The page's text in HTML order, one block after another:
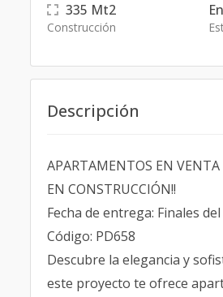
335 Mt2
Construcción
Descripción
APARTAMENTOS EN VENTA
EN CONSTRUCCIÓN!!
Fecha de entrega: Finales
Código: PD658
Descubre la elegancia y
este proyecto te ofrece